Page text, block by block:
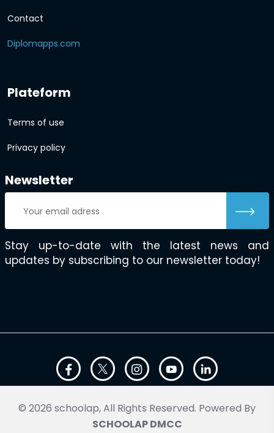
Contact
Diplomapps.com
Plateform
Terms of use
Privacy policy
Newsletter
Stay up-to-date with the latest news and
updates by subscribing to our newsletter today!
© 2026 schoolap, All Rights Reserved. Powered By
SCHOOLAP DMCC